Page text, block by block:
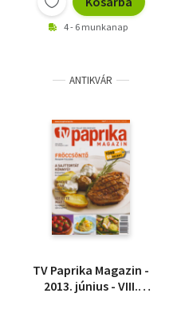
4 - 6 munkanap
ANTIKVÁR
TV Paprika Magazin -
2013. június - VIII.